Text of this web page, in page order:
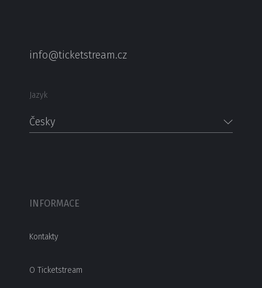
info@ticketstream.cz
Jazyk
Česky
INFORMACE
Kontakty
O Ticketstream